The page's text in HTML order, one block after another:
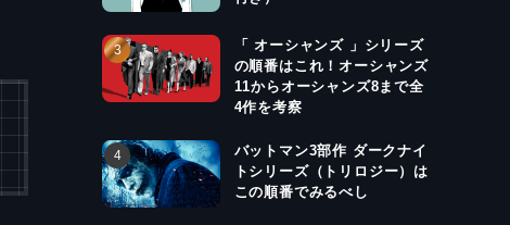
「 オーシャンズ 」シリーズ
の順番はこれ！オーシャンズ
11からオーシャンズ8まで全
4作を考察
バットマン3部作 ダークナイ
トシリーズ（トリロジー）は
この順番でみるべし